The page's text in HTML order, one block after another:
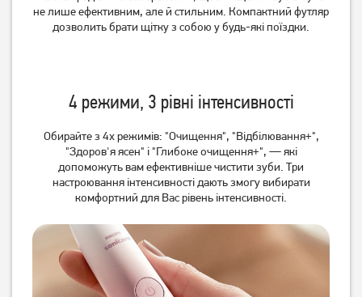
Насадка для зубної щітки
Philips Sonicare HX6064/87
W2 Optimal White
1 409грн
Насадка для зубної щітки
Philips Sonicare HX9054/87
G3 Premium Gum Care
2 549грн
2 039грн
не лише ефективним, але й стильним. Компактний футляр
дозволить брати щітку з собою у будь-які поїздки.
4 режими, 3 рівні інтенсивності
Обирайте з 4х режимів: "Очищення", "Відбілювання+",
"Здоров'я ясен" і "Глибоке очищення+", — які
допоможуть вам ефективніше чистити зуби. Три
настроювання інтенсивності дають змогу вибирати
комфортний для Вас рівень інтенсивності.